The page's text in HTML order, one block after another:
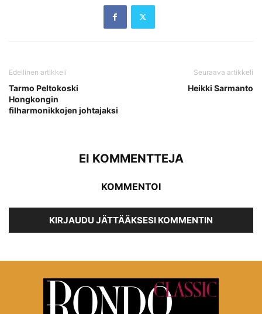
Edellinen artikkeli
Tarmo Peltokoski
Hongkongin
filharmonikkojen johtajaksi
Seuraava artikkeli
Heikki Sarmanto
EI KOMMENTTEJA
KOMMENTOI
KIRJAUDU JÄTTÄÄKSESI KOMMENTIN